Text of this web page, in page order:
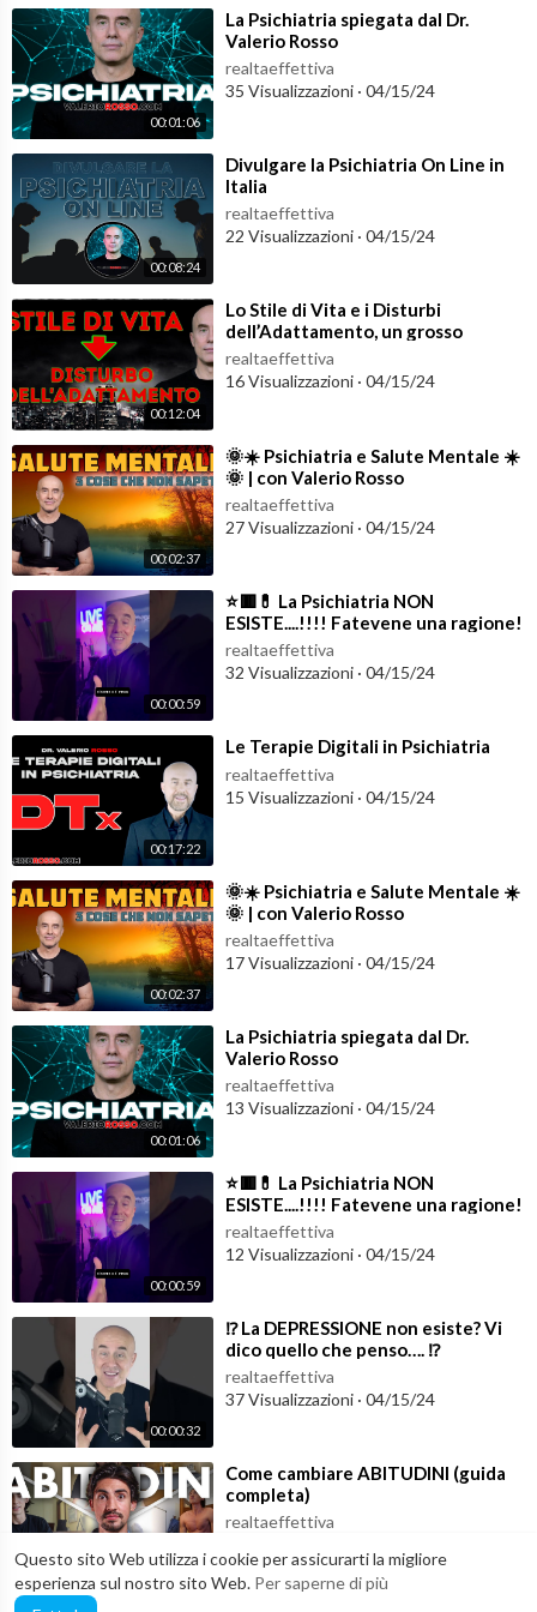
Questo sito Web utilizza i cookie per assicurarti la migliore
esperienza sul nostro sito Web. Per saperne di più
00:01:06
⁣La Psichiatria spiegata dal Dr.
Valerio Rosso
realtaeffettiva
35 Visualizzazioni · 04/15/24
00:08:24
⁣Divulgare la Psichiatria On Line in
Italia
realtaeffettiva
22 Visualizzazioni · 04/15/24
00:12:04
⁣Lo Stile di Vita e i Disturbi
dell’Adattamento, un grosso
problema in Psichiatria
realtaeffettiva
16 Visualizzazioni · 04/15/24
00:02:37
⁣🌞☀️ Psichiatria e Salute Mentale ☀️
🌞 | con Valerio Rosso
realtaeffettiva
27 Visualizzazioni · 04/15/24
00:00:59
⁣⭐️🟥💊 La Psichiatria NON
ESISTE....!!!! Fatevene una ragione!
🧬🔳⭐️ #lifestylemedicine
realtaeffettiva
32 Visualizzazioni · 04/15/24
00:17:22
⁣Le Terapie Digitali in Psichiatria
realtaeffettiva
15 Visualizzazioni · 04/15/24
00:02:37
⁣🌞☀️ Psichiatria e Salute Mentale ☀️
🌞 | con Valerio Rosso
realtaeffettiva
17 Visualizzazioni · 04/15/24
00:01:06
⁣La Psichiatria spiegata dal Dr.
Valerio Rosso
realtaeffettiva
13 Visualizzazioni · 04/15/24
00:00:59
⁣⭐️🟥💊 La Psichiatria NON
ESISTE....!!!! Fatevene una ragione!
🧬🔳⭐️ #lifestylemedicine
realtaeffettiva
12 Visualizzazioni · 04/15/24
00:00:32
⁣⁉️ La DEPRESSIONE non esiste? Vi
dico quello che penso…. ⁉️
#depressione #psichiatria
#salutementale
realtaeffettiva
37 Visualizzazioni · 04/15/24
00:17:38
⁣Come cambiare ABITUDINI (guida
completa)
realtaeffettiva
Formazione